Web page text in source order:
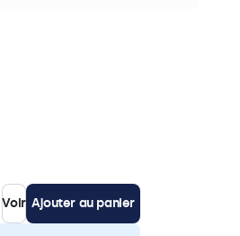
Voir Ajouter au panier